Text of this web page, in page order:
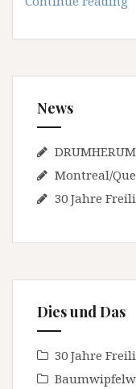
News
Montreal/
30 Jahre
Dies und Das
30 Jahre